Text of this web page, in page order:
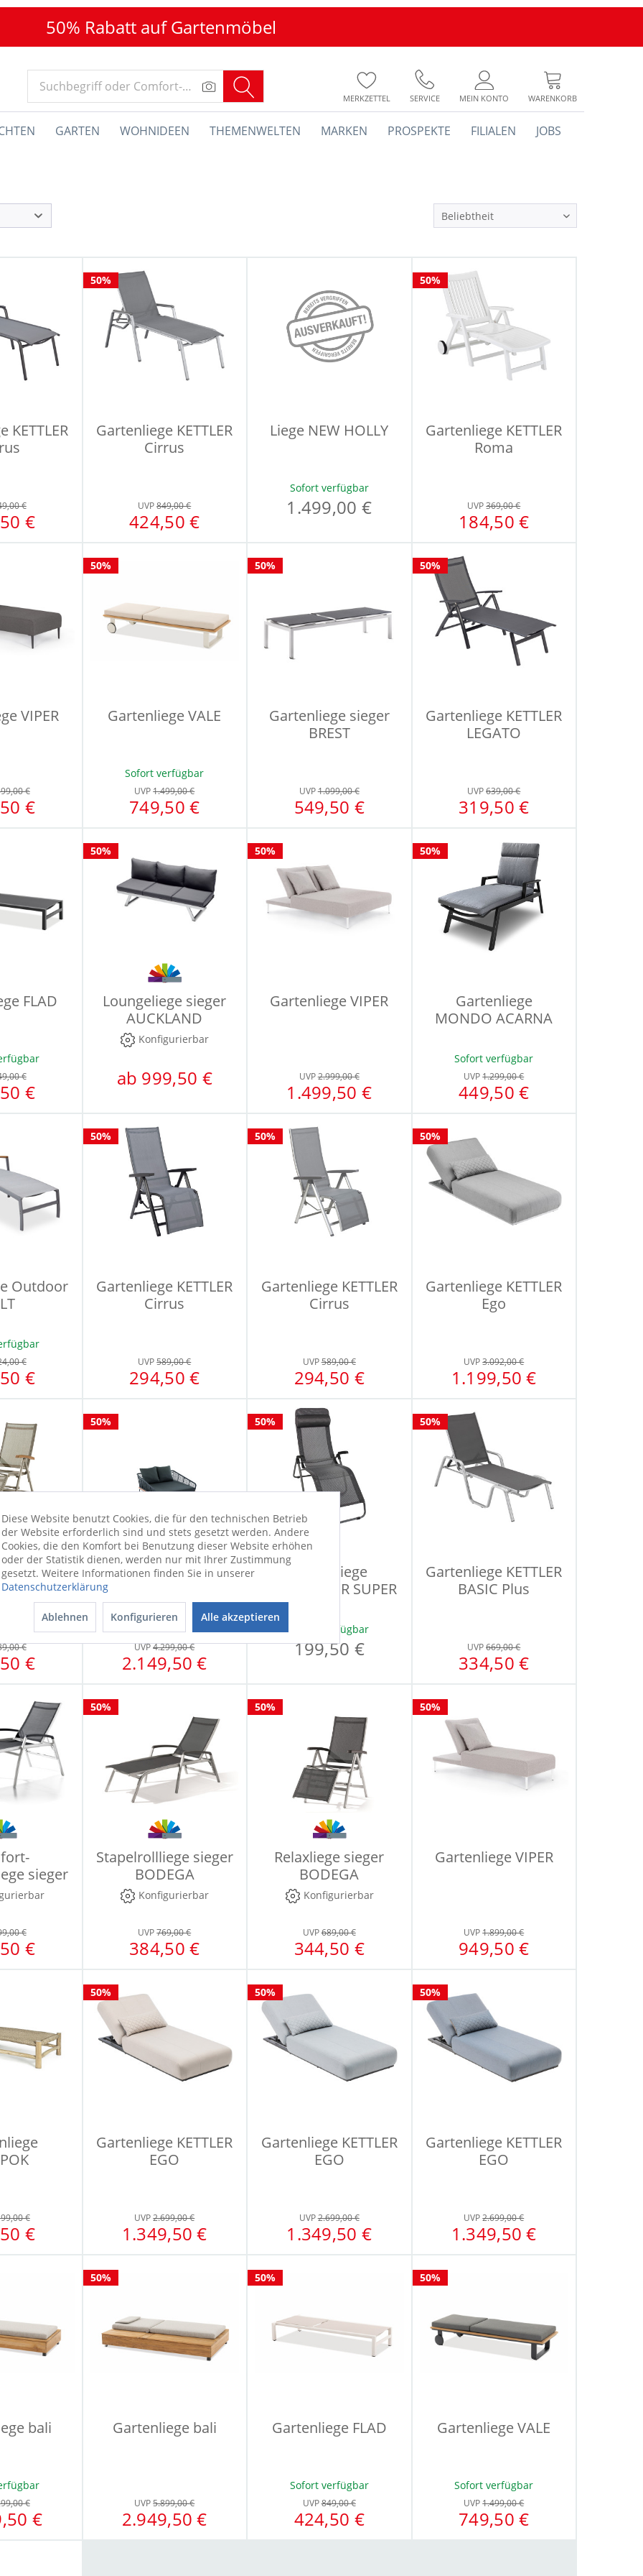
50% Rabatt auf Gartenmöbel
MERKZETTEL SERVICE MEIN KONTO WARENKORB
GARTEN WOHNIDEEN THEMENWELTEN MARKEN PROSPEKTE FILIALEN JOBS
KETTLER
€
€
50%
Gartenliege KETTLER
Cirrus
UVP849,00 €
424,50 €
Liege NEW HOLLY
Sofort verfügbar
1.499,00 €
50%
Gartenliege KETTLER
Roma
UVP369,00 €
184,50 €
VIPER
€
€
50%
Gartenliege VALE
Sofort verfügbar
UVP1.499,00 €
749,50 €
50%
Gartenliege sieger
BREST
UVP1.099,00 €
549,50 €
50%
Gartenliege KETTLER
LEGATO
UVP639,00 €
319,50 €
FLAD
€
€
50%
Loungeliege sieger
AUCKLAND
Konfigurierbar
ab 999,50 €
50%
Gartenliege VIPER
UVP2.999,00 €
1.499,50 €
50%
Gartenliege
MONDO ACARNA
Sofort verfügbar
UVP1.299,00 €
449,50 €
Outdoor
€
€
50%
Gartenliege KETTLER
Cirrus
UVP589,00 €
294,50 €
50%
Gartenliege KETTLER
Cirrus
UVP589,00 €
294,50 €
50%
Gartenliege KETTLER
Ego
UVP3.092,00 €
1.199,50 €
sieger
€
€
50%
Gartenliege Freeport
Sofort verfügbar
UVP4.299,00 €
2.149,50 €
50%
Gartenliege
DREAMLINER SUPER
Sofort verfügbar
199,50 €
50%
Gartenliege KETTLER
BASIC Plus
UVP669,00 €
334,50 €
sieger
€
€
50%
Stapelrollliege sieger
BODEGA
Konfigurierbar
UVP769,00 €
384,50 €
50%
Relaxliege sieger
BODEGA
Konfigurierbar
UVP689,00 €
344,50 €
50%
Gartenliege VIPER
UVP1.899,00 €
949,50 €
€
€
50%
Gartenliege KETTLER
EGO
UVP2.699,00 €
1.349,50 €
50%
Gartenliege KETTLER
EGO
UVP2.699,00 €
1.349,50 €
50%
Gartenliege KETTLER
EGO
UVP2.699,00 €
1.349,50 €
bali
€
€
50%
Gartenliege bali
UVP5.899,00 €
2.949,50 €
50%
Gartenliege FLAD
Sofort verfügbar
UVP849,00 €
424,50 €
50%
Gartenliege VALE
Sofort verfügbar
UVP1.499,00 €
749,50 €
Diese Website benutzt Cookies, die für den technischen Betrieb
der Website erforderlich sind und stets gesetzt werden. Andere
Cookies, die den Komfort bei Benutzung dieser Website erhöhen
oder der Statistik dienen, werden nur mit Ihrer Zustimmung
gesetzt. Weitere Informationen finden Sie in unserer
Datenschutzerklärung
Ablehnen Konfigurieren Alle akzeptieren